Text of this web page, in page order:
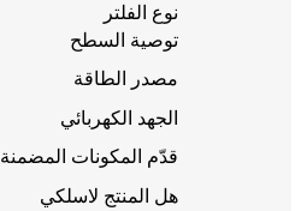
نوع الفلتر
توصية السطح
مصدر الطاقة
الجهد الكهربائي
قدّم المكونات المضمنة
هل المنتج لاسلكي